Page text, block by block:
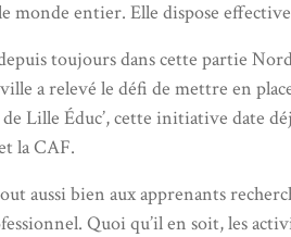
entier. Elle dispose
toujours dans cette partie
a relevé le défi de mettre en
Lille Éduc’, cette initiative date
la CAF.
aussi bien aux apprenants
Quoi qu’il en soit, les